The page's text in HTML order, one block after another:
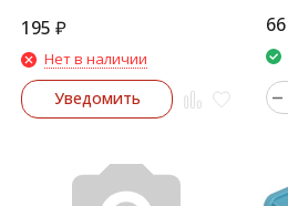
195 ₽
Нет в наличии
Уведомить
66